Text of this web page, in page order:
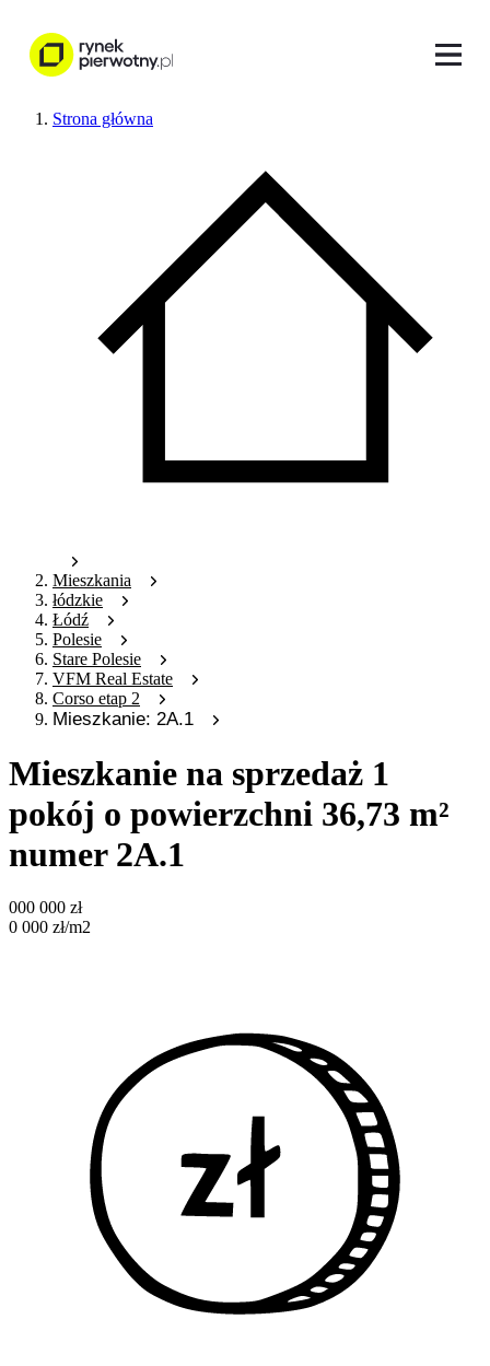
Strona główna
Mieszkania
łódzkie
Łódź
Polesie
Stare Polesie
VFM Real Estate
Corso etap 2
Mieszkanie: 2A.1
Mieszkanie na sprzedaż 1
pokój o powierzchni 36,73 m²
numer 2A.1
000 000 zł
0 000 zł/m2